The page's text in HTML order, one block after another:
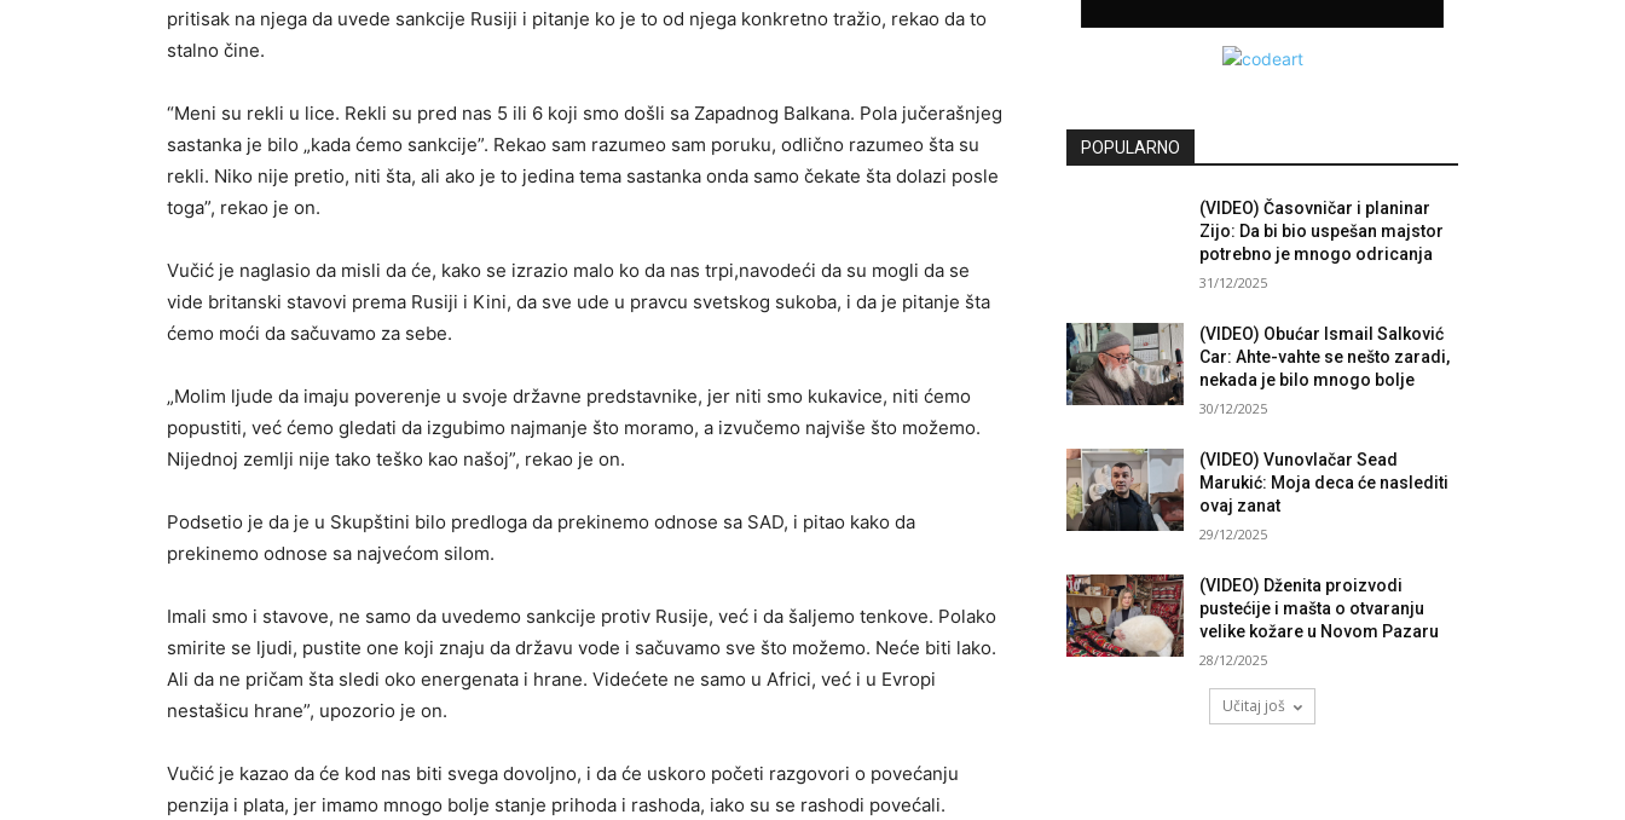
pritisak na njega da uvede sankcije Rusiji i pitanje ko je to od njega konkretno tražio, rekao da to
stalno čine.
“Meni su rekli u lice. Rekli su pred nas 5 ili 6 koji smo došli sa Zapadnog Balkana. Pola jučerašnjeg
sastanka je bilo „kada ćemo sankcije”. Rekao sam razumeo sam poruku, odlično razumeo šta su
rekli. Niko nije pretio, niti šta, ali ako je to jedina tema sastanka onda samo čekate šta dolazi posle
toga”, rekao je on.
Vučić je naglasio da misli da će, kako se izrazio malo ko da nas trpi,navodeći da su mogli da se
vide britanski stavovi prema Rusiji i Kini, da sve ude u pravcu svetskog sukoba, i da je pitanje šta
ćemo moći da sačuvamo za sebe.
„Molim ljude da imaju poverenje u svoje državne predstavnike, jer niti smo kukavice, niti ćemo
popustiti, već ćemo gledati da izgubimo najmanje što moramo, a izvučemo najviše što možemo.
Nijednoj zemlji nije tako teško kao našoj”, rekao je on.
Podsetio je da je u Skupštini bilo predloga da prekinemo odnose sa SAD, i pitao kako da
prekinemo odnose sa najvećom silom.
Imali smo i stavove, ne samo da uvedemo sankcije protiv Rusije, već i da šaljemo tenkove. Polako
smirite se ljudi, pustite one koji znaju da državu vode i sačuvamo sve što možemo. Neće biti lako.
Ali da ne pričam šta sledi oko energenata i hrane. Videćete ne samo u Africi, već i u Evropi
nestašicu hrane”, upozorio je on.
Vučić je kazao da će kod nas biti svega dovoljno, i da će uskoro početi razgovori o povećanju
penzija i plata, jer imamo mnogo bolje stanje prihoda i rashoda, iako su se rashodi povećali.
POPULARNO
(VIDEO) Časovničar i planinar
Zijo: Da bi bio uspešan majstor
potrebno je mnogo odricanja
31/12/2025
(VIDEO) Obućar Ismail Salković
Car: Ahte-vahte se nešto zaradi,
nekada je bilo mnogo bolje
30/12/2025
(VIDEO) Vunovlačar Sead
Marukić: Moja deca će naslediti
ovaj zanat
29/12/2025
(VIDEO) Dženita proizvodi
pustećije i mašta o otvaranju
velike kožare u Novom Pazaru
28/12/2025
Učitaj još